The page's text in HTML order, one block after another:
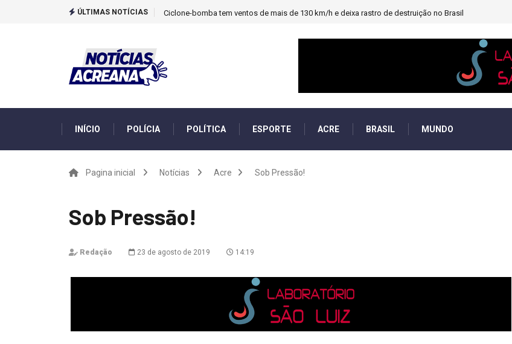
ÚLTIMAS NOTÍCIAS Ciclone-bomba tem ventos de mais de 130 km/h e deixa rastro de destruição no Brasil
INÍCIO POLÍCIA POLÍTICA ESPORTE ACRE BRASIL MUNDO
Pagina inicial Notícias Acre Sob Pressão!
Sob Pressão!
Redação 23 de agosto de 2019 14:19